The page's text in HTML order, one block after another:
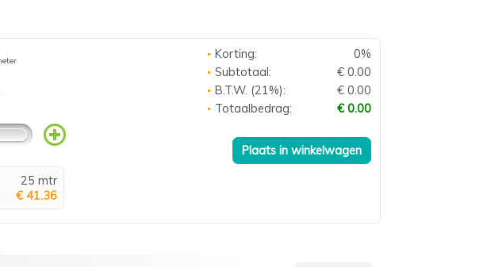
25 mtr
€ 41.36
Korting:
0%
Subtotaal:
€ 0.00
B.T.W. (21%):
€ 0.00
Totaalbedrag:
€ 0.00